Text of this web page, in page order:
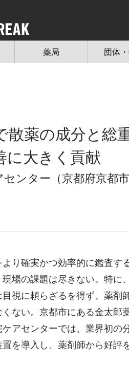
薬局 団体
散薬の成分と総
に大きく貢献
アセンター（京都
り確実かつ効率的に鑑査す
場の課題は尽きない。特に、
視に頼らざるを得ず、薬剤
ない。京都市にある金太郎
アセンターでは、業界初の
を導入し、薬剤師から好評